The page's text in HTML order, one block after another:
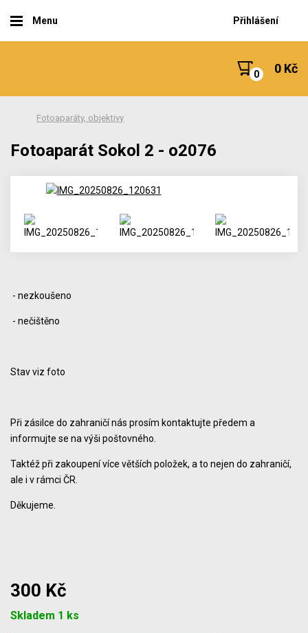
Menu Přihlášení
0 Kč
Fotoaparáty, objektivy
Fotoaparát Sokol 2 - o2076
- nezkoušeno
- nečištěno
Stav viz foto
Při zásilce do zahraničí nás prosím kontaktujte předem a
informujte se na výši poštovného.
Taktéž při zakoupení více větších položek, a to nejen do zahraničí,
ale i v rámci ČR.
Děkujeme.
300 Kč
Skladem 1 ks